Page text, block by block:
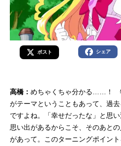
ポスト シェア
高橋： めちゃくちゃ分かる……！
がテーマということもあって、過
ですよね。「幸せだったな」と思
思い出があるからこそ、そのあと
があって。このターニングポイン